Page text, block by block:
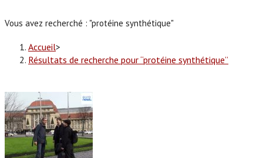
Vous avez recherché : "protéine synthétique"
Accueil>
Résultats de recherche pour“protéine synthétique”